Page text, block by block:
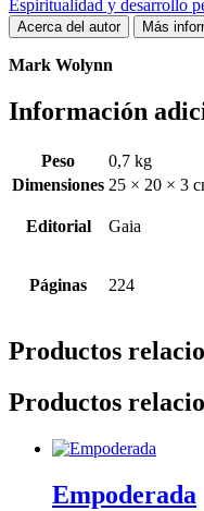
Espiritualidad y desarrollo
Acerca del autor Más
Mark Wolynn
Información
Peso
0,7 kg
Dimensiones 25 × 20 × 3
Editorial Gaia
Páginas 224
Productos
Productos
Empoderada